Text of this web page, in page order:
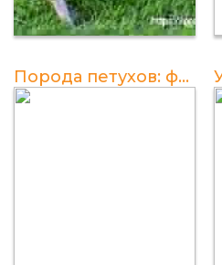
Порода петухов: фото и названия пород